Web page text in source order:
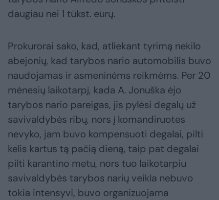
daugiau nei 1 tūkst. eurų.
Prokurorai sako, kad, atliekant tyrimą nekilo
abejonių, kad tarybos nario automobilis buvo
naudojamas ir asmeninėms reikmėms. Per 20
mėnesių laikotarpį, kada A. Jonuška ėjo
tarybos nario pareigas, jis pylėsi degalų už
savivaldybės ribų, nors į komandiruotes
nevyko, jam buvo kompensuoti degalai, pilti
kelis kartus tą pačią dieną, taip pat degalai
pilti karantino metu, nors tuo laikotarpiu
savivaldybės tarybos narių veikla nebuvo
tokia intensyvi, buvo organizuojama